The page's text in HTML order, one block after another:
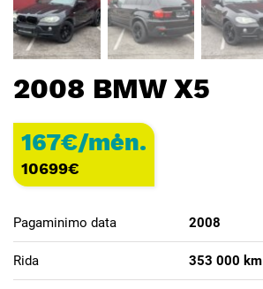
2008 BMW X5
167€/mėn.
10699€
Pagaminimo data 2008
Rida 353 000 km